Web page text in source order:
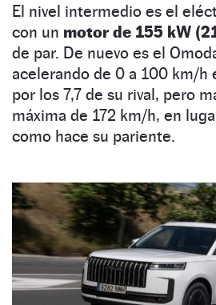
El nivel intermedio es el
con un motor de 155 kW
de par. De nuevo es el
acelerando de 0 a 100 km/h
por los 7,7 de su rival, pero
máxima de 172 km/h, en
como hace su pariente.